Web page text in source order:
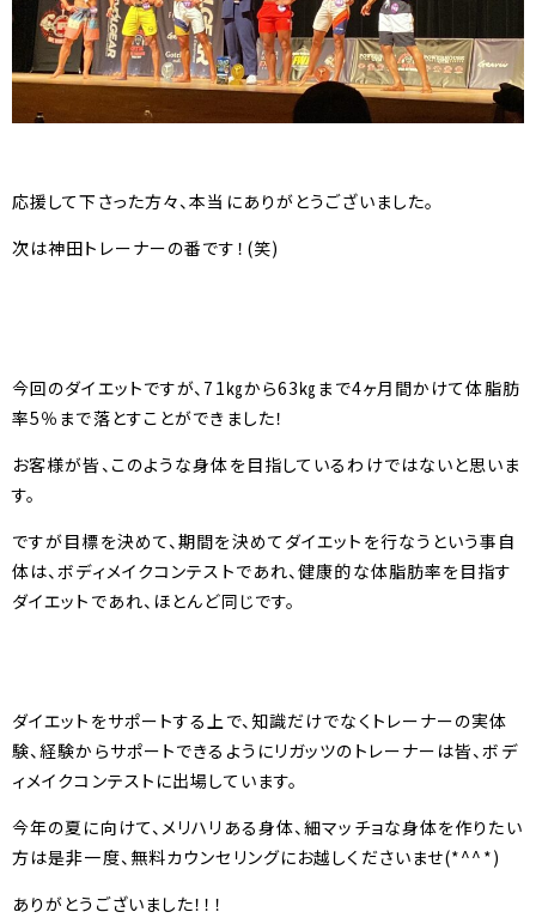
応援して下さった方々、本当にありがとうございました。
次は神田トレーナーの番です！(笑)
今回のダイエットですが、71㎏から63㎏まで4ヶ月間かけて体脂肪
率5％まで落とすことができました！
お客様が皆、このような身体を目指しているわけではないと思いま
す。
ですが目標を決めて、期間を決めてダイエットを行なうという事自
体は、ボディメイクコンテストであれ、健康的な体脂肪率を目指す
ダイエットであれ、ほとんど同じです。
ダイエットをサポートする上で、知識だけでなくトレーナーの実体
験、経験からサポートできるようにリガッツのトレーナーは皆、ボデ
ィメイクコンテストに出場しています。
今年の夏に向けて、メリハリある身体、細マッチョな身体を作りたい
方は是非一度、無料カウンセリングにお越しくださいませ(*^^*)
ありがとうございました！！！